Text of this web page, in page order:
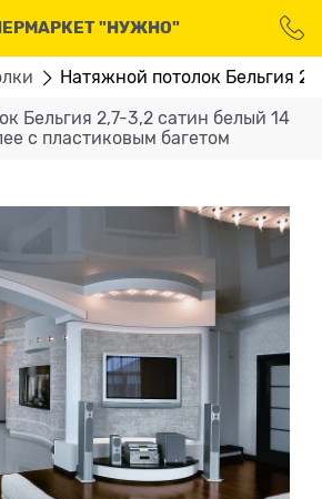
"НУЖНО"
Натяжной потолок Бельгия
Бельгия 2,7-3,2 сатин белый 14
с пластиковым багетом